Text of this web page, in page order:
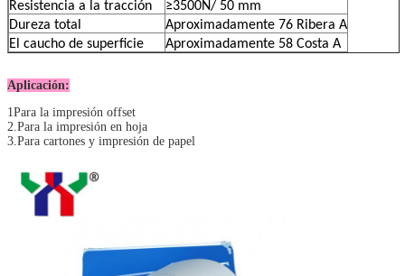
Resistencia a la tracción
≥3500N/ 50 mm
Dureza total
Aproximadamente 76 Ribera A
El caucho de superficie
Aproximadamente 58 Costa A
Aplicación:
1Para la impresión offset
2.Para la impresión en hoja
3.Para cartones y impresión de papel